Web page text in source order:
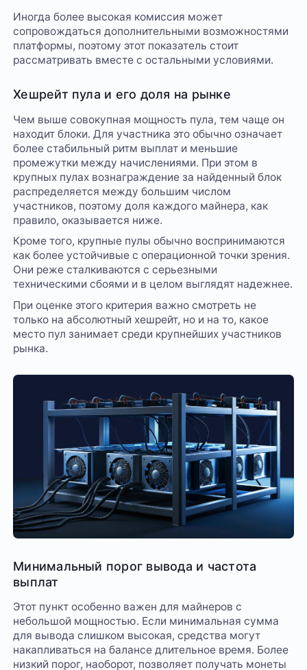
Иногда более высокая комиссия может
сопровождаться дополнительными возможностями
платформы, поэтому этот показатель стоит
рассматривать вместе с остальными условиями.
Хешрейт пула и его доля на рынке
Чем выше совокупная мощность пула, тем чаще он
находит блоки. Для участника это обычно означает
более стабильный ритм выплат и меньшие
промежутки между начислениями. При этом в
крупных пулах вознаграждение за найденный блок
распределяется между большим числом
участников, поэтому доля каждого майнера, как
правило, оказывается ниже.
Кроме того, крупные пулы обычно воспринимаются
как более устойчивые с операционной точки зрения.
Они реже сталкиваются с серьезными
техническими сбоями и в целом выглядят надежнее.
При оценке этого критерия важно смотреть не
только на абсолютный хешрейт, но и на то, какое
место пул занимает среди крупнейших участников
рынка.
Минимальный порог вывода и частота
выплат
Этот пункт особенно важен для майнеров с
небольшой мощностью. Если минимальная сумма
для вывода слишком высокая, средства могут
накапливаться на балансе длительное время. Более
низкий порог, наоборот, позволяет получать монеты